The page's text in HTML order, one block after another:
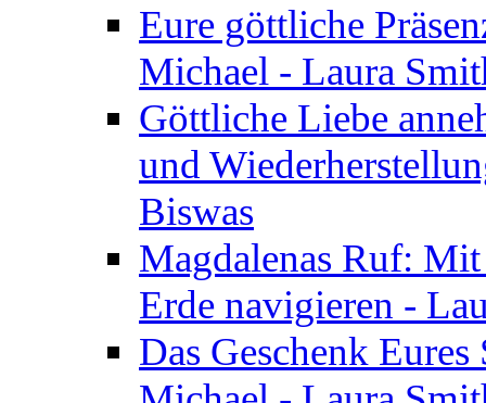
Eure göttliche
Michael - Laura
Göttliche Liebe
und
Biswas
Magdalenas Ruf:
Erde navigieren -
Das Geschenk